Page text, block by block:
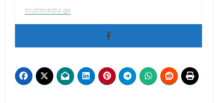
multimedia.ge